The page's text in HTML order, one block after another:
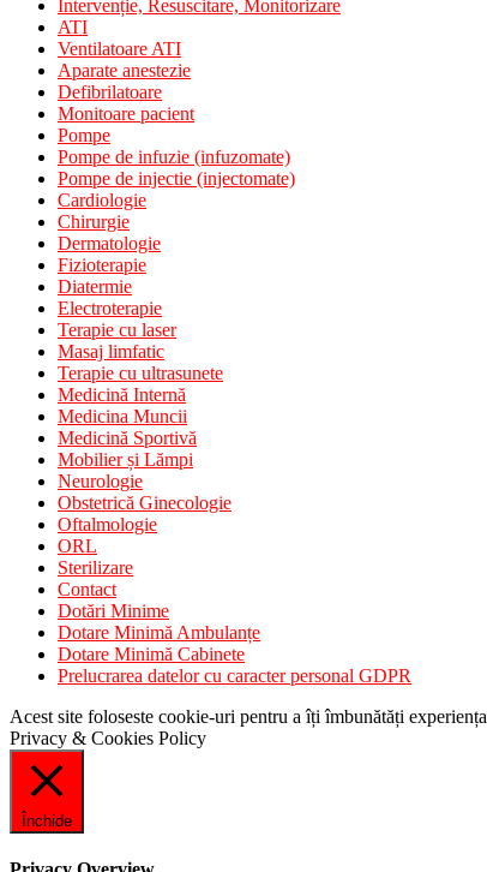
Intervenție, Resuscitare, Monitorizare
ATI
Ventilatoare ATI
Aparate anestezie
Defibrilatoare
Monitoare pacient
Pompe
Pompe de infuzie (infuzomate)
Pompe de injectie (injectomate)
Cardiologie
Chirurgie
Dermatologie
Fizioterapie
Diatermie
Electroterapie
Terapie cu laser
Masaj limfatic
Terapie cu ultrasunete
Medicină Internă
Medicina Muncii
Medicină Sportivă
Mobilier și Lămpi
Neurologie
Obstetrică Ginecologie
Oftalmologie
ORL
Sterilizare
Contact
Dotări Minime
Dotare Minimă Ambulanțe
Dotare Minimă Cabinete
Prelucrarea datelor cu caracter personal GDPR
Acest site foloseste cookie-uri pentru a îți îmbunătăți experiența
Privacy & Cookies Policy
Închide